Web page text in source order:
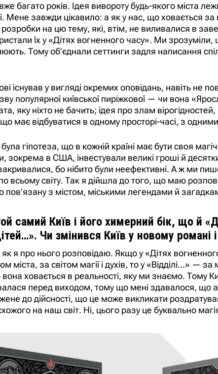
багато років. Ідея вивороту будь-якого міста
Мене завжди цікавило: а як у нас, що ховається
розробки на цю тему, які, втім, не виливалися в
їх у «Дітях вогненного часу». Ми зрозуміли,
Тому об’єднали сеттинги задля написання
існував у вигляді окремих оповідань, навіть не
популярної київської пиріжкової — чи вона
яку ніхто не бачить; ідея про злам
має відбуватися в одному просторі-часі, з
гіпотеза, що в кожній країні має бути своя
в США, інвестували великі гроші й
бо нібито були неефективні. А ж ми
всьому світу. Так я дійшла до того, що маю
пов’язану з містом, міськими легендами й
самий Київ і його химерний бік, що й
Чи змінився Київ у новому романі
я про нього розповідаю. Якщо у «Дітях
за світом магії і духів, то у «Відділі…» —
ховається в реальності, яку ми знаємо. Тому
перед виходом, тому що мені здавалося, що
до дійсності, що це може викликати
на наш світ. Ні, цього разу це буквально